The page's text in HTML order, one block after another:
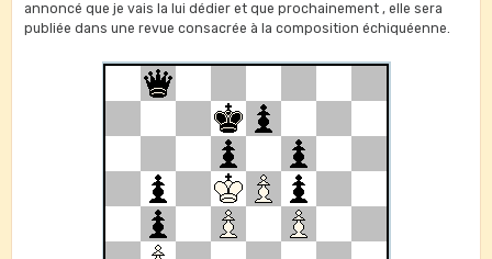
annoncé que je vais la lui dédier et que prochainement , elle sera
publiée dans une revue consacrée à la composition échiquéenne.